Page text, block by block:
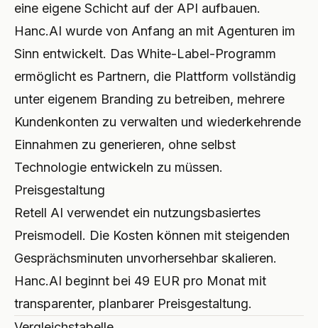
eine eigene Schicht auf der API aufbauen.
Hanc.AI wurde von Anfang an mit Agenturen im
Sinn entwickelt. Das White-Label-Programm
ermöglicht es Partnern, die Plattform vollständig
unter eigenem Branding zu betreiben, mehrere
Kundenkonten zu verwalten und wiederkehrende
Einnahmen zu generieren, ohne selbst
Technologie entwickeln zu müssen.
Preisgestaltung
Retell AI verwendet ein nutzungsbasiertes
Preismodell. Die Kosten können mit steigenden
Gesprächsminuten unvorhersehbar skalieren.
Hanc.AI beginnt bei 49 EUR pro Monat mit
transparenter, planbarer Preisgestaltung.